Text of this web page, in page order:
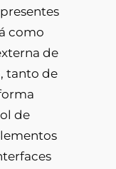
como
de
tanto de
de